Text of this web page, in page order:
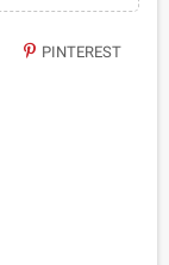
PINTEREST